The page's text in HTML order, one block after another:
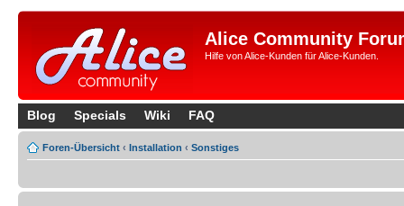
Alice Community
Hilfe von Alice-Kunden für Alice-Kunden.
Blog Specials Wiki FAQ
Foren-Übersicht ‹ Installation ‹ Sonstiges